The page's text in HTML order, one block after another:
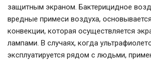
защитным экраном. Бактерицидное
вредные примеси воздуха,
конвекции, которая осуществляется
лампами. В случаях, когда
эксплуатируется рядом с людьми,